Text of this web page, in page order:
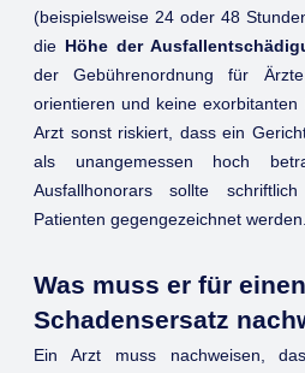
(beispielsweise 24 oder 48
die Höhe der
der Gebührenordnung für
orientieren und keine
Arzt sonst riskiert, dass ein
als unangemessen hoch
Ausfallhonorars sollte
Patienten gegengezeichnet werden.
Was muss er für einen
Schadensersatz
Ein Arzt muss nachweisen,